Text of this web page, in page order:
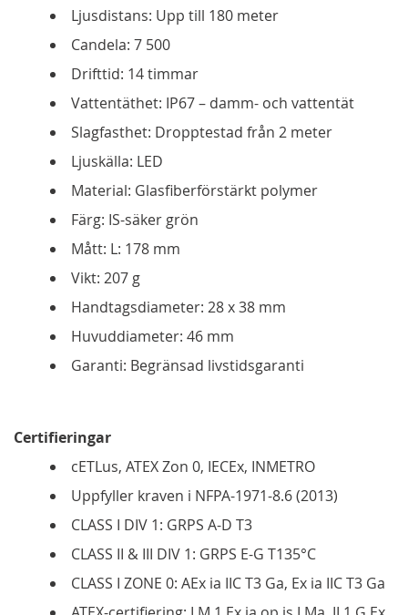
Ljusdistans: Upp till 180 meter
Candela: 7 500
Drifttid: 14 timmar
Vattentäthet: IP67 – damm- och vattentät
Slagfasthet: Dropptestad från 2 meter
Ljuskälla: LED
Material: Glasfiberförstärkt polymer
Färg: IS-säker grön
Mått: L: 178 mm
Vikt: 207 g
Handtagsdiameter: 28 x 38 mm
Huvuddiameter: 46 mm
Garanti: Begränsad livstidsgaranti
Certifieringar
cETLus, ATEX Zon 0, IECEx, INMETRO
Uppfyller kraven i NFPA-1971-8.6 (2013)
CLASS I DIV 1: GRPS A-D T3
CLASS II & III DIV 1: GRPS E-G T135°C
CLASS I ZONE 0: AEx ia IIC T3 Ga, Ex ia IIC T3 Ga